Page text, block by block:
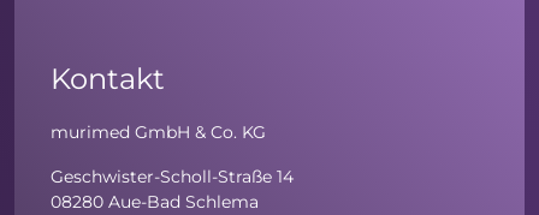
Kontakt
murimed GmbH & Co. KG
Geschwister-Scholl-Straße 14
08280 Aue-Bad Schlema